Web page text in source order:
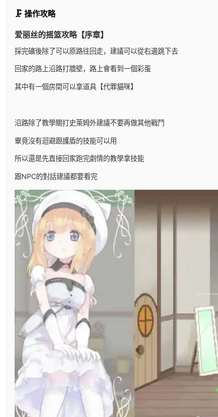
🗜️ 操作攻略
爱丽丝的摇篮攻略【序章】
採完礦後除了可以原路往回走，建議可以從右邊跳下去
回家的路上沿路打牆壁，路上會看到一個彩蛋
其中有一個房間可以拿道具【代罪貓咪】
沿路除了教學關打史萊姆外建議不要再做其他戰鬥
畢竟沒有迴避跟護盾的技能可以用
所以還是先直接回家跑完劇情的教學拿技能
跟NPC的對話建議都要看完